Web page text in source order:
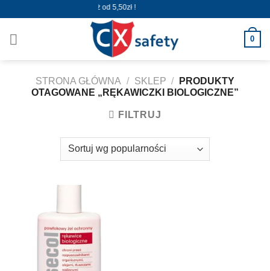
content
Wysyłka już od 5,50zł !
0
STRONA GŁÓWNA / SKLEP /
PRODUKTY
OTAGOWANE „RĘKAWICZKI BIOLOGICZNE”
FILTRUJ